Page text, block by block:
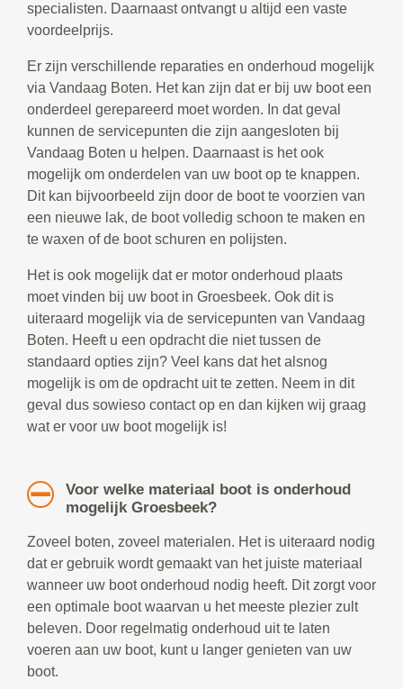
specialisten. Daarnaast ontvangt u altijd een vaste
voordeelprijs.
Er zijn verschillende reparaties en onderhoud mogelijk
via Vandaag Boten. Het kan zijn dat er bij uw boot een
onderdeel gerepareerd moet worden. In dat geval
kunnen de servicepunten die zijn aangesloten bij
Vandaag Boten u helpen. Daarnaast is het ook
mogelijk om onderdelen van uw boot op te knappen.
Dit kan bijvoorbeeld zijn door de boot te voorzien van
een nieuwe lak, de boot volledig schoon te maken en
te waxen of de boot schuren en polijsten.
Het is ook mogelijk dat er motor onderhoud plaats
moet vinden bij uw boot in Groesbeek. Ook dit is
uiteraard mogelijk via de servicepunten van Vandaag
Boten. Heeft u een opdracht die niet tussen de
standaard opties zijn? Veel kans dat het alsnog
mogelijk is om de opdracht uit te zetten. Neem in dit
geval dus sowieso contact op en dan kijken wij graag
wat er voor uw boot mogelijk is!
Voor welke materiaal boot is onderhoud
mogelijk Groesbeek?
Zoveel boten, zoveel materialen. Het is uiteraard nodig
dat er gebruik wordt gemaakt van het juiste materiaal
wanneer uw boot onderhoud nodig heeft. Dit zorgt voor
een optimale boot waarvan u het meeste plezier zult
beleven. Door regelmatig onderhoud uit te laten
voeren aan uw boot, kunt u langer genieten van uw
boot.